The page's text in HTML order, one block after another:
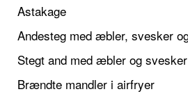
Astakage
Stegt and med æbler og svesker
Brændte mandler i airfryer